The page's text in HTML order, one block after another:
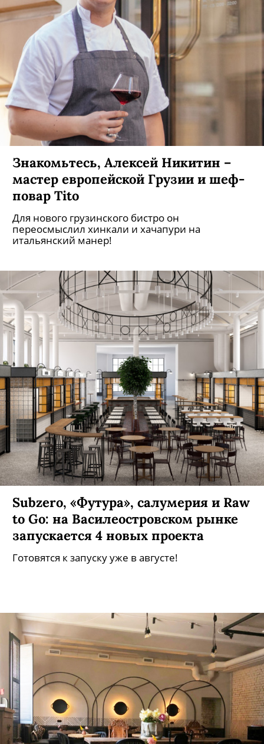
Знакомьтесь, Алексей Никитин –
мастер европейской Грузии и шеф-
повар Tito
Для нового грузинского бистро он
переосмыслил хинкали и хачапури на
Subzero, «Футура», салумерия и Raw
to Go: на Василеостровском рынке
запускается 4 новых проекта